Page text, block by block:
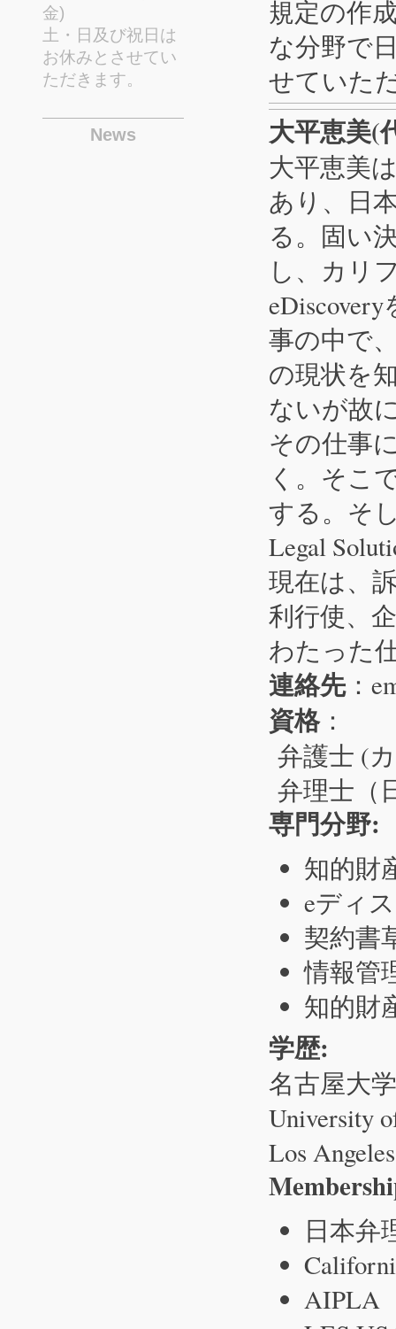
規定の作
な分野で
せていた
大平恵美(
大平恵美
あり、日
る。固い
し、カリ
事の中で
の現状を
ないが故
その仕事
く。そこ
する。そ
Legal
現在は、
利行使、
わたった
連絡先：
資格：
弁護士 (
弁理士（
専門分野:
知的財
eディ
契約書
情報管
知的財
学歴:
名古屋大
University
Los
日本弁
AIPLA
金)
土・日及び祝日は
お休みとさせてい
ただきます。
News